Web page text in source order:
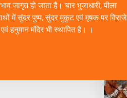
जागृत हो जाता है। चार भुजाधारी, पीला
में सुंदर पुष्प, सुंदर मुकुट एवं मूषक पर विराजे
हनुमान मंदिर भी स्थापित है। ।